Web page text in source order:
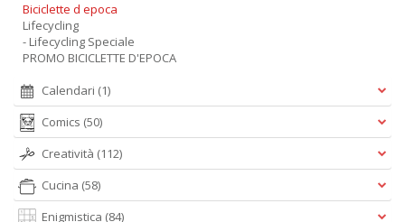
Biciclette d epoca
Lifecycling
- Lifecycling Speciale
PROMO BICICLETTE D'EPOCA
Calendari (1)
Comics (50)
Creatività (112)
Cucina (58)
Enigmistica (84)